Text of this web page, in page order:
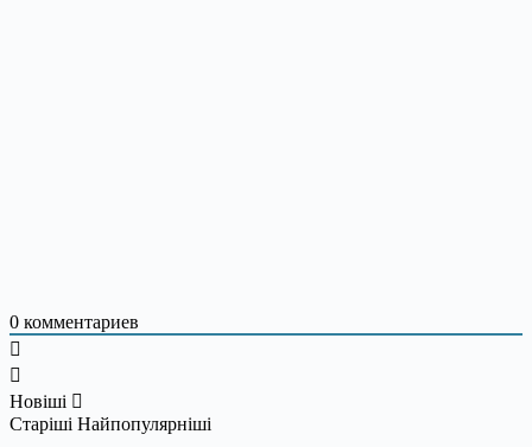
0 комментариев
Новіші
Старіші Найпопулярніші